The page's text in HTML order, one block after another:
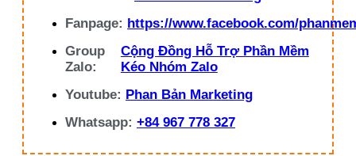
Fanpage: https://www.facebook.com/
Group
Zalo:
Cộng Đồng Hỗ Trợ Phần Mềm
Kéo Nhóm Zalo
Youtube: Phan Bản Marketing
Whatsapp: +84 967 778 327